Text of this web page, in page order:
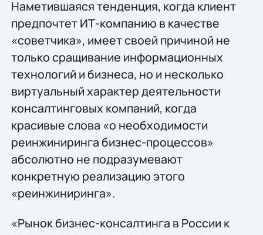
Наметившаяся тенденция, когда клиент
предпочтет ИТ-компанию в качестве
«советчика», имеет своей причиной не
только сращивание информационных
технологий и бизнеса, но и несколько
виртуальный характер деятельности
консалтинговых компаний, когда
красивые слова «о необходимости
реинжиниринга бизнес-процессов»
абсолютно не подразумевают
конкретную реализацию этого
«реинжиниринга».
«Рынок бизнес-консалтинга в России к